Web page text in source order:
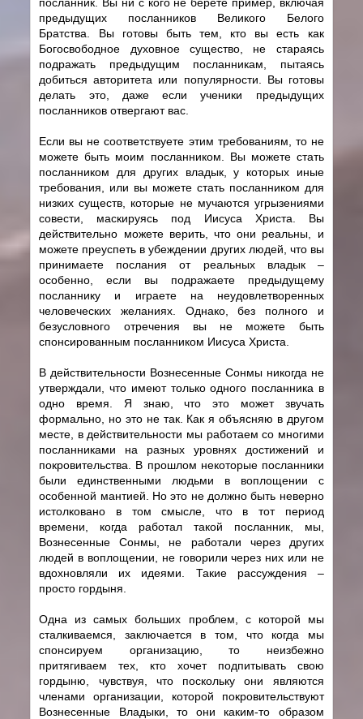
предыдущих посланников Великого Белого
Братства. Вы готовы быть тем, кто вы есть как
Богосвободное духовное существо, не стараясь
подражать предыдущим посланникам, пытаясь
добиться авторитета или популярности. Вы готовы
делать это, даже если ученики предыдущих
посланников отвергают вас.
Если вы не соответствуете этим требованиям, то не
можете быть моим посланником. Вы можете стать
посланником для других владык, у которых иные
требования, или вы можете стать посланником для
низких существ, которые не мучаются угрызениями
совести, маскируясь под Иисуса Христа. Вы
действительно можете верить, что они реальны, и
можете преуспеть в убеждении других людей, что вы
принимаете послания от реальных владык –
особенно, если вы подражаете предыдущему
посланнику и играете на неудовлетворенных
человеческих желаниях. Однако, без полного и
безусловного отречения вы не можете быть
спонсированным посланником Иисуса Христа.
В действительности Вознесенные Сонмы никогда не
утверждали, что имеют только одного посланника в
одно время. Я знаю, что это может звучать
формально, но это не так. Как я объясняю в другом
месте, в действительности мы работаем со многими
посланниками на разных уровнях достижений и
покровительства. В прошлом некоторые посланники
были единственными людьми в воплощении с
особенной мантией. Но это не должно быть неверно
истолковано в том смысле, что в тот период
времени, когда работал такой посланник, мы,
Вознесенные Сонмы, не работали через других
людей в воплощении, не говорили через них или не
вдохновляли их идеями. Такие рассуждения –
просто гордыня.
Одна из самых больших проблем, с которой мы
сталкиваемся, заключается в том, что когда мы
спонсируем организацию, то неизбежно
притягиваем тех, кто хочет подпитывать свою
гордыню, чувствуя, что поскольку они являются
членами организации, которой покровительствуют
Вознесенные Владыки, то они каким-то образом